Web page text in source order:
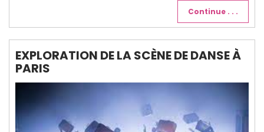
Continue . . .
EXPLORATION DE LA SCÈNE DE DANSE À
PARIS